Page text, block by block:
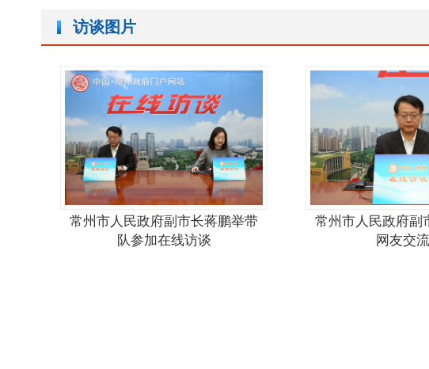
访谈图片
常州市人民政府副市长蒋鹏举带
队参加在线访谈
常州市人民政府副
网友交